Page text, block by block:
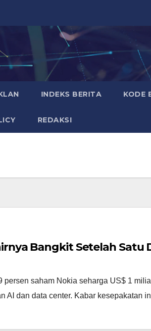
INDEKS BERITA KODE
REDAKSI
Bangkit Setelah Satu
saham Nokia seharga US$ 1
AI dan data center. Kabar kesepakatan